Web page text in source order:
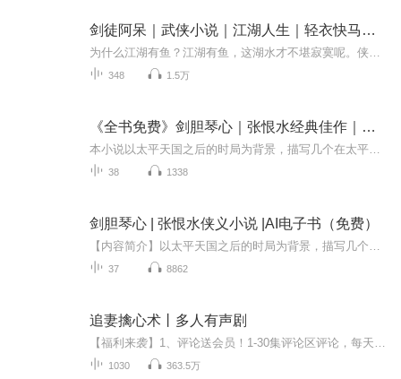
剑徒阿呆｜武侠小说｜江湖人生｜轻衣快马｜剑胆琴心
348 1.5万
《全书免费》剑胆琴心｜张恨水经典佳作｜破百亿作品
38 1338
剑胆琴心 | 张恨水侠义小说 |AI电子书（免费）
37 8862
追妻擒心术丨多人有声剧
1030 363.5万